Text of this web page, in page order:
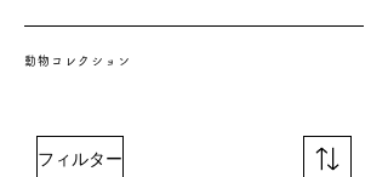
動物コレクション
フィルター